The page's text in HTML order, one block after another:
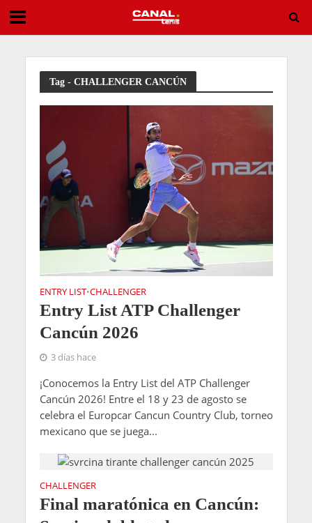
España conquista el Europeo sub16 masculino y logra el subcampeonato femenino
Tag - CHALLENGER CANCÚN
ENTRY LIST•CHALLENGER
Entry List ATP Challenger
Cancún 2026
3 días hace
¡Conocemos la Entry List del ATP Challenger
Cancún 2026! Entre el 18 y 23 de agosto se
celebra el Europcar Cancun Country Club, torneo
mexicano que se juega...
CHALLENGER
Final maratónica en Cancún: